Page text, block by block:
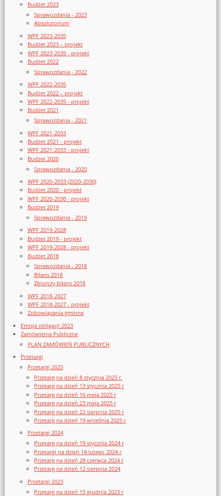
Budżet 2023
Sprawozdania - 2023
Absolutorium
WPF 2023-2035
Budżet 2023 – projekt
WPF 2023-2035 - projekt
Budżet 2022
Sprawozdania - 2022
WPF 2022-2035
Budżet 2022 – projekt
WPF 2022-2035 - projekt
Budżet 2021
Sprawozdania - 2021
WPF 2021-2033
Budżet 2021 - projekt
WPF 2021-2033 - projekt
Budżet 2020
Sprawozdania - 2020
WPF 2020-2033 (2020-2030)
Budżet 2020 - projekt
WPF 2020-2030 - projekt
Budżet 2019
Sprawozdania - 2019
WPF 2019-2028
Budżet 2019 - projekt
WPF 2019-2028 - projekt
Budżet 2018
Sprawozdania - 2018
Bilans 2018
Zbiorczy bilans 2018
WPF 2018-2027
WPF 2018-2027 - projekt
Zobowiązania gminne
Emisja obligacji 2023
Zamówienia Publiczne
PLAN ZAMÓWIEŃ PUBLICZNYCH
Przetargi
Przetargi 2025
Przetarg na dzień 8 stycznia 2025 r.
Przetarg na dzień 13 stycznia 2025 r
Przetarg na dzień 16 maja 2025 r
Przetarg na dzień 23 maja 2025 r
Przetarg na dzień 22 sierpnia 2025 r
Przetarg na dzień 19 września 2025 r
Przetargi 2024
Przetarg na dzień 19 stycznia 2024 r
Przetargi na dzień 14 lutego 2024 r
Przetarg na dzień 28 czerwca 2024 r
Przetarg na dzień 12 sierpnia 2024
Przetargi 2023
Przetarg na dzień 15 grudnia 2023 r